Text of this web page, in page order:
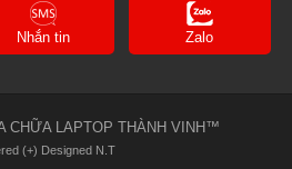
Nhắn tin Zalo
CHỮA LAPTOP THÀNH VINH™
(+) Designed N.T